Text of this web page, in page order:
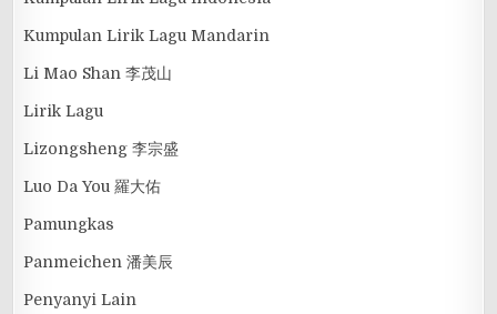
Kumpulan Lirik Lagu Mandarin
Li Mao Shan 李茂山
Lirik Lagu
Lizongsheng 李宗盛
Luo Da You 羅大佑
Pamungkas
Panmeichen 潘美辰
Penyanyi Lain